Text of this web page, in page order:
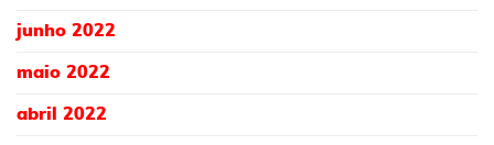
junho 2022
maio 2022
abril 2022